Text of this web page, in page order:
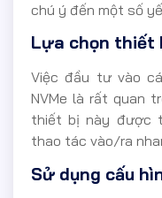
chú ý đến một số
Lựa chọn thiết
Việc đầu tư vào
NVMe là rất quan
thiết bị này được
thao tác vào/ra
Sử dụng cấu